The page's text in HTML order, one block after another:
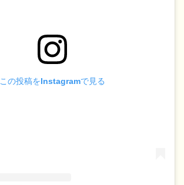
この投稿をInstagramで見る